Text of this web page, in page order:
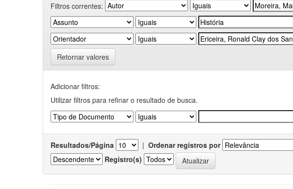
Filtros correntes:
Retornar valores
Adicionar filtros:
Utilizar filtros para refinar o resultado de busca.
Resultados/Página | Ordenar registros por
Registro(s)